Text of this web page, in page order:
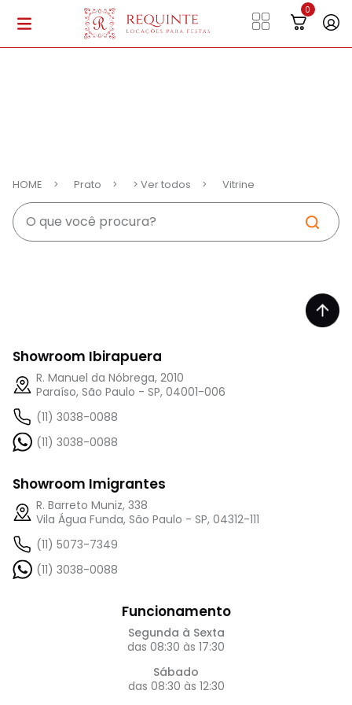
HOME Prato > Ver todos Vitrine
Showroom Ibirapuera
R. Manuel da Nóbrega, 2010
Paraíso, São Paulo - SP, 04001-006
(11) 3038-0088
(11) 3038-0088
Showroom Imigrantes
R. Barreto Muniz, 338
Vila Água Funda, São Paulo - SP, 04312-111
(11) 5073-7349
(11) 3038-0088
Funcionamento
Segunda à Sexta
das 08:30 às 17:30
Sábado
das 08:30 às 12:30